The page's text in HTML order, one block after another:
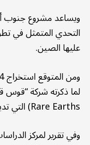
ويساعد مشروع جنوب
التحدي المتمثل في
عليها الصين.
Rare Earths) التي تدير المشروع.
وفي تقرير لمركز